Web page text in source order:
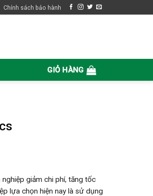
Chính sách bảo hành
GIỎ HÀNG
giảm chi phí, tăng tốc
lựa chọn hiện nay là sử dụng